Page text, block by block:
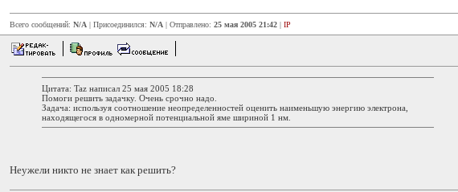
Всего сообщений: N/A | Присоединился: N/A | Отправлено: 25 мая 2005 21:42 | IP
Цитата: Taz написал 25 мая 2005 18:28
Помоги решить задачку. Очень срочно надо.
Задача: используя соотношение неопределенностей оценить наименьшую энергию электрона,
находящегося в одномерной потенциальной яме шириной 1 нм.
Неужели никто не знает как решить?